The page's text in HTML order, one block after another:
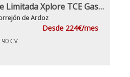
Dacia Sandero Serie Limitada Xplore TCE Gasolina y GLP
de Ardoz
Desde 224€/mes
90 CV